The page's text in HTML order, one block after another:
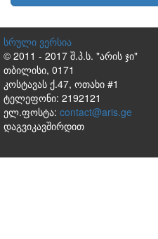
სრული ვერსია
© 2011 - 2017 შ.პ.ს. "არის ჯი"
თბილისი, 0171
კოსტავას ქ.47, ოთახი #1
ტელეფონი: 2192121
ელ.ფოსტა: contact@aris.ge
დაგვიკავშირდით